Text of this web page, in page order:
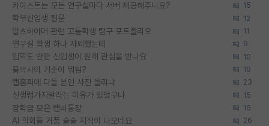
카이스트는 모든 연구실마다 서버 제공해주나요? 15
학부신입생 질문 12
알츠하이머 관련 고등학생 탐구 포트폴리오 11
연구실 학생 하나 자퇴했는데 9
입학도 안한 신입생이 원래 관심을 받나요 10
물박사의 기준이 뭐임? 19
랩홈피에 다들 본인 사진 올리냐 23
신생랩가지말라는 이유가 있었구나 15
장학금 모은 랩비통장 16
AI 학회들 거품 슬슬 지적이 나오네요 26